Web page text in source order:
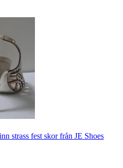
strass fest skor från JE Shoes